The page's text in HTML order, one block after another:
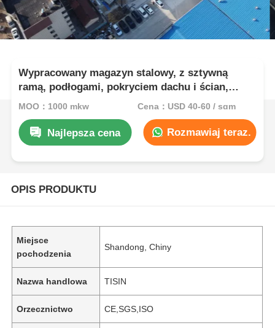
Wypracowany magazyn stalowy, z sztywną
ramą, podłogami, pokryciem dachu i ścian,
powłoką antykorozyjną, dostosowanym
przemysłowego
MOQ：1000 mkw Cena：USD 40-60 / sqm
Najlepsza cena Rozmawiaj teraz.
OPIS PRODUKTU
Miejsce
pochodzenia
Shandong, Chiny
Nazwa handlowa TISIN
Orzecznictwo CE,SGS,ISO